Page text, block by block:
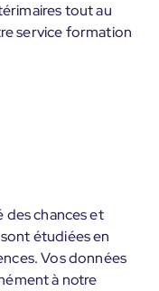
tout au
service formation
des chances et
étudiées en
Vos données
à notre